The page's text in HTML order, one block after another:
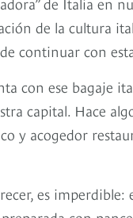
de la cultura
continuar con
con ese bagaje
capital. Hace
y acogedor
es imperdible: